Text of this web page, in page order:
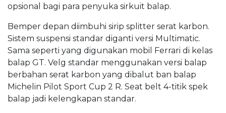
opsional bagi para penyuka sirkuit balap.
Bemper depan diimbuhi sirip splitter serat karbon.
Sistem suspensi standar diganti versi Multimatic.
Sama seperti yang digunakan mobil Ferrari di kelas
balap GT. Velg standar menggunakan versi balap
berbahan serat karbon yang dibalut ban balap
Michelin Pilot Sport Cup 2 R. Seat belt 4-titik spek
balap jadi kelengkapan standar.